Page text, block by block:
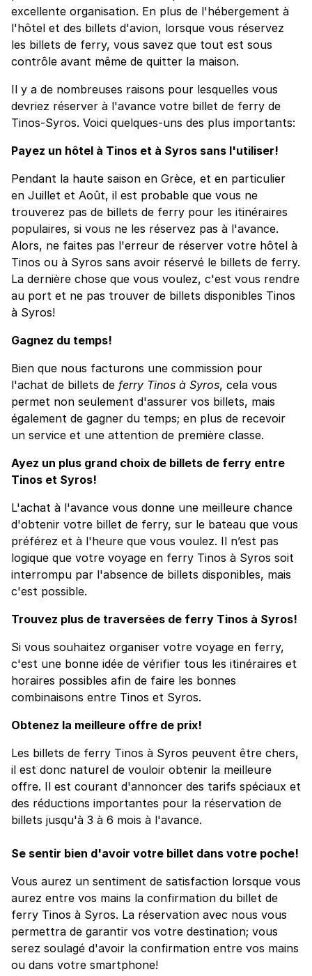
excellente organisation. En plus de l'hébergement à
l'hôtel et des billets d'avion, lorsque vous réservez
les billets de ferry, vous savez que tout est sous
contrôle avant même de quitter la maison.
Il y a de nombreuses raisons pour lesquelles vous
devriez réserver à l'avance votre billet de ferry de
Tinos-Syros. Voici quelques-uns des plus importants:
Payez un hôtel à Tinos et à Syros sans l'utiliser!
Pendant la haute saison en Grèce, et en particulier
en Juillet et Août, il est probable que vous ne
trouverez pas de billets de ferry pour les itinéraires
populaires, si vous ne les réservez pas à l'avance.
Alors, ne faites pas l'erreur de réserver votre hôtel à
Tinos ou à Syros sans avoir réservé le billets de ferry.
La dernière chose que vous voulez, c'est vous rendre
au port et ne pas trouver de billets disponibles Tinos
à Syros!
Gagnez du temps!
Bien que nous facturons une commission pour
l'achat de billets de ferry Tinos à Syros, cela vous
permet non seulement d'assurer vos billets, mais
également de gagner du temps; en plus de recevoir
un service et une attention de première classe.
Ayez un plus grand choix de billets de ferry entre
Tinos et Syros!
L'achat à l'avance vous donne une meilleure chance
d'obtenir votre billet de ferry, sur le bateau que vous
préférez et à l'heure que vous voulez. Il n’est pas
logique que votre voyage en ferry Tinos à Syros soit
interrompu par l'absence de billets disponibles, mais
c'est possible.
Trouvez plus de traversées de ferry Tinos à Syros!
Si vous souhaitez organiser votre voyage en ferry,
c'est une bonne idée de vérifier tous les itinéraires et
horaires possibles afin de faire les bonnes
combinaisons entre Tinos et Syros.
Obtenez la meilleure offre de prix!
Les billets de ferry Tinos à Syros peuvent être chers,
il est donc naturel de vouloir obtenir la meilleure
offre. Il est courant d'annoncer des tarifs spéciaux et
des réductions importantes pour la réservation de
billets jusqu'à 3 à 6 mois à l'avance.
Se sentir bien d'avoir votre billet dans votre poche!
Vous aurez un sentiment de satisfaction lorsque vous
aurez entre vos mains la confirmation du billet de
ferry Tinos à Syros. La réservation avec nous vous
permettra de garantir vos votre destination; vous
serez soulagé d'avoir la confirmation entre vos mains
ou dans votre smartphone!